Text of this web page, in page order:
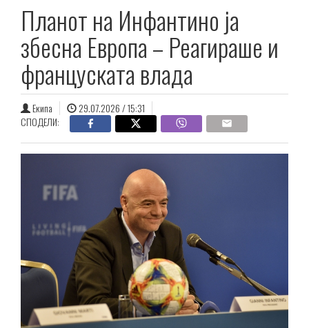
Планот на Инфантино ја
збесна Европа – Реагираше и
француската влада
Екипа
29.07.2026 / 15:31
СПОДЕЛИ: